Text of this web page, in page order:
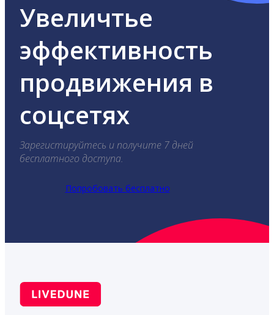
Увеличтье
эффективность
продвижения в
соцсетях
Зарегистируйтесь и получите 7 дней
бесплатного доступа.
Попробовать бесплатно